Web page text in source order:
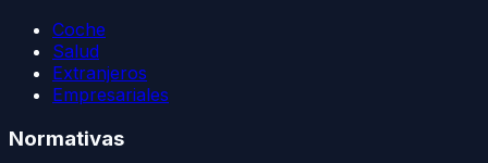
Coche
Salud
Extranjeros
Empresariales
Normativas